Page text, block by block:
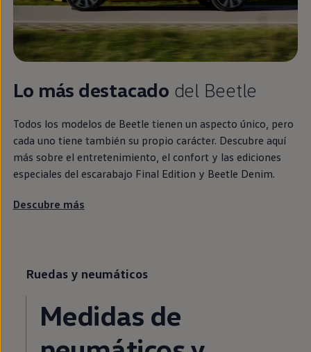
Lo más destacado del Beetle
Todos los modelos de Beetle tienen un aspecto único, pero
cada uno tiene también su propio carácter. Descubre aquí
más sobre el entretenimiento, el confort y las ediciones
especiales del escarabajo Final Edition y Beetle Denim.
Descubre más
Ruedas y neumáticos
Medidas de